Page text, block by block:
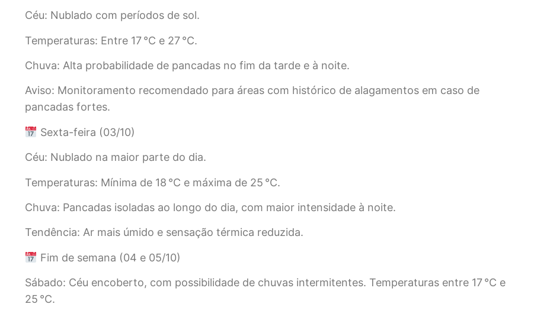
Céu: Nublado com períodos de sol.
Temperaturas: Entre 17 °C e 27 °C.
Chuva: Alta probabilidade de pancadas no fim da tarde e à noite.
Aviso: Monitoramento recomendado para áreas com histórico de alagamentos em caso de
pancadas fortes.
Sexta-feira (03/10)
Céu: Nublado na maior parte do dia.
Temperaturas: Mínima de 18 °C e máxima de 25 °C.
Chuva: Pancadas isoladas ao longo do dia, com maior intensidade à noite.
Tendência: Ar mais úmido e sensação térmica reduzida.
Fim de semana (04 e 05/10)
Sábado: Céu encoberto, com possibilidade de chuvas intermitentes. Temperaturas entre 17 °C e
25 °C.